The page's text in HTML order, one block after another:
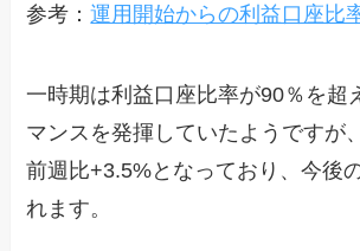
参考：運用開始からの利益口座比
一時期は利益口座比率が90％を超
マンスを発揮していたようですが
前週比+3.5%となっており、今後
れます。